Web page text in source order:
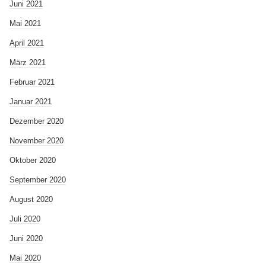
Juni 2021
Mai 2021
April 2021
März 2021
Februar 2021
Januar 2021
Dezember 2020
November 2020
Oktober 2020
September 2020
August 2020
Juli 2020
Juni 2020
Mai 2020